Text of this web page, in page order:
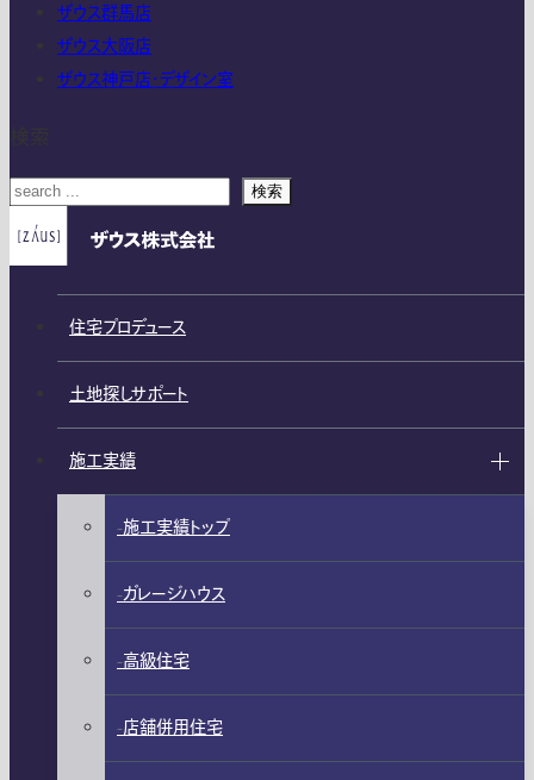
ザウス群馬店
ザウス大阪店
ザウス神戸店・デザイン室
検索
住宅プロデュース
土地探しサポート
施工実績
施工実績トップ
ガレージハウス
高級住宅
店舗併用住宅